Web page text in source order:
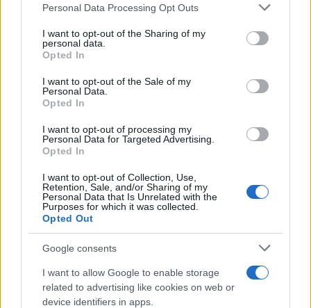
Please note that this website/app uses one or more Google
not limited to your visit or usage behaviour. You may click to
grant or deny consent to Google and its third-party tags to
use your data for below specified purposes in below Google
consent section.
Personal Data Processing Opt Outs
I want to opt-out of the Sharing of my
personal data.
Opted In
I want to opt-out of the Sale of my
Personal Data.
Opted In
I want to opt-out of processing my
Personal Data for Targeted Advertising.
Opted In
I want to opt-out of Collection, Use,
Retention, Sale, and/or Sharing of my
Personal Data that Is Unrelated with the
Purposes for which it was collected.
Opted Out
Google consents
I want to allow Google to enable storage
related to advertising like cookies on web or
device identifiers in apps.
Σχόλια
Σχολίασε εδώ
τροχαίο με νεκρούς μητέρα
φορτηγού κατέγραψε τη
σύγκρουση
για τον φονικό